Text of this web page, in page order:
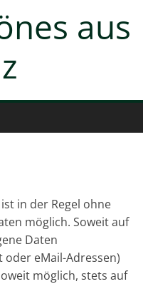
aus
in der Regel ohne
möglich. Soweit auf
Daten
oder eMail-Adressen)
möglich, stets auf